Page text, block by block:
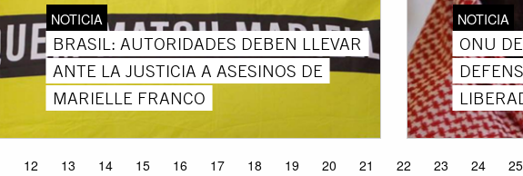
NOTICIA
BRASIL: AUTORIDADES DEBEN LLEVAR
ANTE LA JUSTICIA A ASESINOS DE
MARIELLE FRANCO
NOTICIA
ONU
12 13 14 15 16 17 18 19 20 21 22 23 24 25